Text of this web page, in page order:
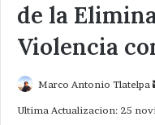
de la
Violencia
Marco Antonio Tlatelpa
Ultima Actualizacion: 25